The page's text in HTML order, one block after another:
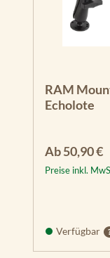
RAM
Echolote
Regulärer
Ab50,90 €
Preise inkl.
Verfügbar